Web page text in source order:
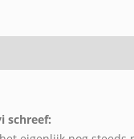
schreef: